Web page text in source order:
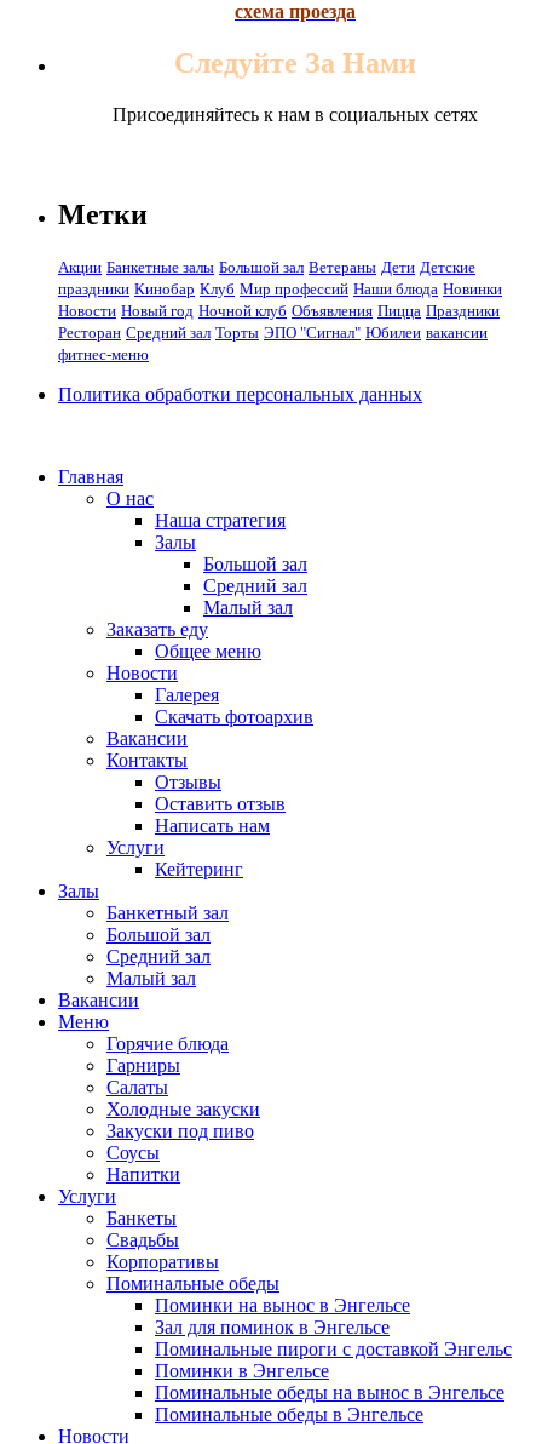
схема проезда
Следуйте За Нами
Присоединяйтесь к нам в социальных сетях
Метки
Акции Банкетные залы Большой зал Ветераны Дети Детские
праздники Кинобар Клуб Мир профессий Наши блюда Новинки
Новости Новый год Ночной клуб Объявления Пицца Праздники
Ресторан Средний зал Торты ЭПО "Сигнал" Юбилеи вакансии
фитнес-меню
Политика обработки персональных данных
Главная
О нас
Наша стратегия
Залы
Большой зал
Средний зал
Малый зал
Заказать еду
Общее меню
Новости
Галерея
Скачать фотоархив
Вакансии
Контакты
Отзывы
Оставить отзыв
Написать нам
Услуги
Кейтеринг
Залы
Банкетный зал
Большой зал
Средний зал
Малый зал
Вакансии
Меню
Горячие блюда
Гарниры
Салаты
Холодные закуски
Закуски под пиво
Соусы
Напитки
Услуги
Банкеты
Свадьбы
Корпоративы
Поминальные обеды
Поминки на вынос в Энгельсе
Зал для поминок в Энгельсе
Поминальные пироги с доставкой Энгельс
Поминки в Энгельсе
Поминальные обеды на вынос в Энгельсе
Поминальные обеды в Энгельсе
Новости